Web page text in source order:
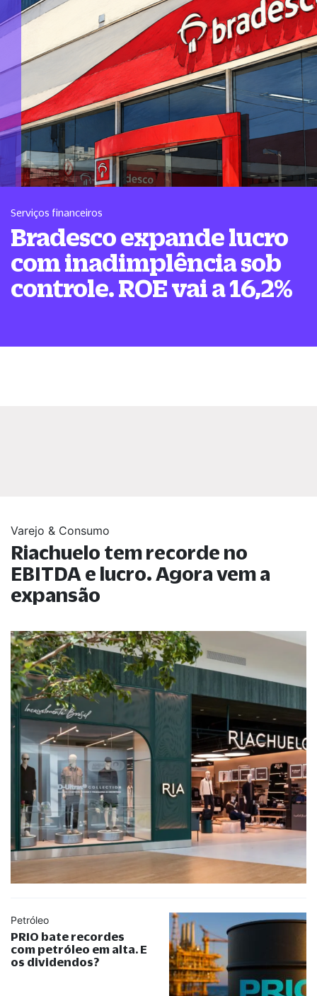
Serviços financeiros
Bradesco expande lucro
com inadimplência sob
controle. ROE vai a 16,2%
Varejo & Consumo
Riachuelo tem recorde no
EBITDA e lucro. Agora vem a
expansão
Petróleo
PRIO bate recordes
com petróleo em alta. E
os dividendos?